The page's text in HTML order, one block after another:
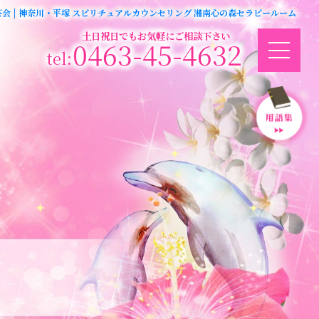
土日祝日でもお気軽にご相談下さい
0463-45-4632
| 神奈川・平塚 スピリチュアルカウンセリング 湘南心の森セラピールーム